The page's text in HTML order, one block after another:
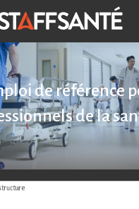
de référence
de la